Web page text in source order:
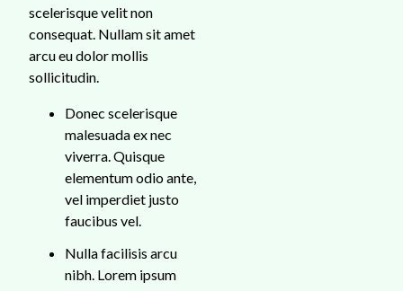
scelerisque velit non
consequat. Nullam sit amet
arcu eu dolor mollis
sollicitudin.
Donec scelerisque
malesuada ex nec
viverra. Quisque
elementum odio ante,
vel imperdiet justo
faucibus vel.
Nulla facilisis arcu
nibh. Lorem ipsum